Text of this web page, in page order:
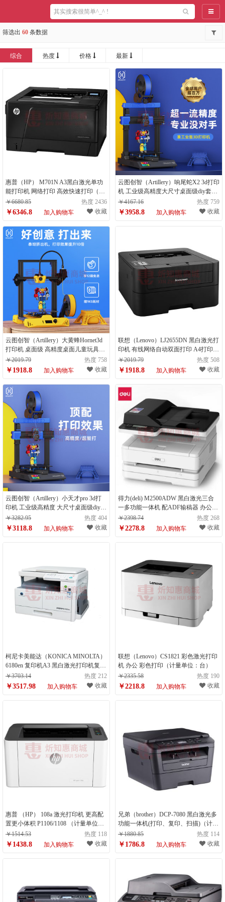
导航
筛选出 60 条数据
综合 热度 价格 最新
惠普（HP） M701N A3黑白激光单功
能打印机 网络打印 高效快速打印（计
量单位：台）
￥6680.85 热度 2436
￥6346.8 加入购物车 收藏
云图创智（Artillery）响尾蛇X2 3d打印
机 工业级高精度大尺寸桌面级diy套件
自动调平fdm 大型三d三地立体静音
（计量单位：台）
￥4167.16 热度 759
￥3958.8 加入购物车 收藏
云图创智（Artillery）大黄蜂Hornet3d
打印机 桌面级 高精度桌面儿童玩具diy
套件 教育入门级大尺寸fdm 三地三D小
型Hornet（计量单位：台）
￥2019.79 热度 758
￥1918.8 加入购物车 收藏
联想（Lenovo）LJ2655DN 黑白激光打
印机 有线网络自动双面打印 A4打印
办公商用（计量单位：台）
￥2019.79 热度 508
￥1918.8 加入购物车 收藏
云图创智（Artillery）小天才pro 3d打
印机 工业级高精度 大尺寸桌面级diy套
件 自动调平fdm 大型三d三地立体静音
（计量单位：台）
￥3282.95 热度 404
￥3118.8 加入购物车 收藏
得力(deli) M2500ADW 黑白激光三合
一多功能一体机 配ADF输稿器 办公商
用高速打印机（双面打印+复印+扫
描）（计量单位：台）
￥2398.74 热度 268
￥2278.8 加入购物车 收藏
柯尼卡美能达（KONICA MINOLTA）
6180en 复印机A3 黑白激光打印机复合
机多功能一体机标配(WHM)（计量单
位：件）
￥3703.14 热度 212
￥3517.98 加入购物车 收藏
联想（Lenovo）CS1821 彩色激光打印
机 办公 彩色打印（计量单位：台）
￥2335.58
热度 190
￥2218.8 加入购物车 收藏
惠普 （HP） 108a 激光打印机 更高配
置更小体积 P1106/1108 （计量单位：
台）
￥1514.53 热度 118
￥1438.8 加入购物车 收藏
兄弟（brother）DCP-7080 黑白激光多
功能一体机(打印、复印、扫描)（计量
单位：台）
￥1880.85 热度 114
￥1786.8 加入购物车 收藏